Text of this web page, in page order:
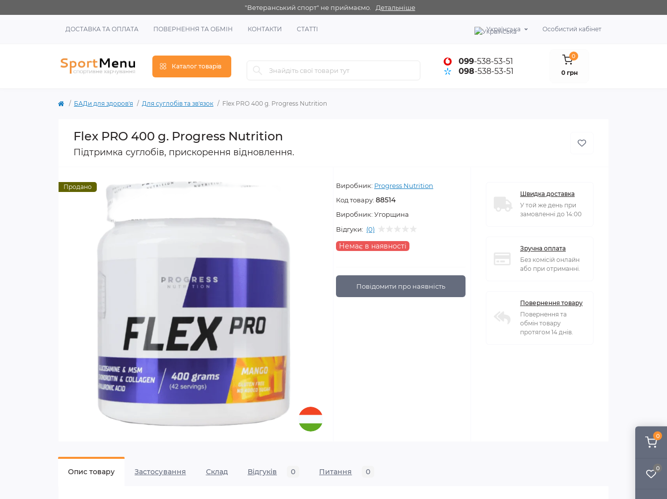
0
0
"Ветеранський спорт" не приймаємо. Детальніше
ДОСТАВКА ТА ОПЛАТА ПОВЕРНЕННЯ ТА ОБМІН КОНТАКТИ СТАТТІ Українська Особистий кабінет
Каталог товарів
099-538-53-51
098-538-53-51
0
0 грн
БАДи для здоров'я Для суглобів та зв'язок Flex PRO 400 g. Progress Nutrition
Flex PRO 400 g. Progress Nutrition
Підтримка суглобів, прискорення відновлення.
Продано Виробник: Progress Nutrition
Код товару: 88514
Виробник: Угорщина
Відгуки: (0)
Немає в наявності
Повідомити про наявність
Швидка доставка
У той же день при
замовленні до 14:00
Зручна оплата
Без комісій онлайн
або при отриманні.
Повернення товару
Повернення та
обмін товару
протягом 14 днів.
Опис товару Застосування Склад Відгуків 0 Питання 0